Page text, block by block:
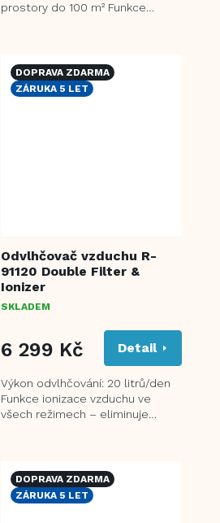
prostory do 100 m² Funkce
DOPRAVA ZDARMA
ZÁRUKA 5 LET
Odvlhčovač vzduchu R-
91120 Double Filter &
Ionizer
SKLADEM
6 299 Kč Detail
Výkon odvlhčování: 20 litrů/den
Funkce ionizace vzduchu ve
všech režimech – eliminuje
DOPRAVA ZDARMA
ZÁRUKA 5 LET